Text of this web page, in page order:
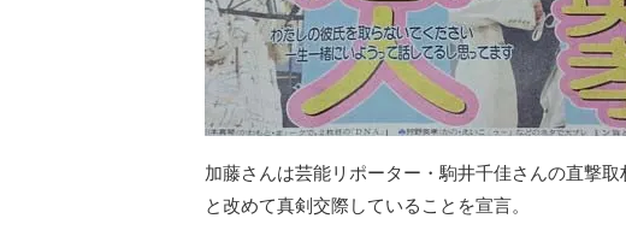
加藤さんは芸能リポーター・駒井千佳さんの直撃取
と改めて真剣交際していることを宣言。